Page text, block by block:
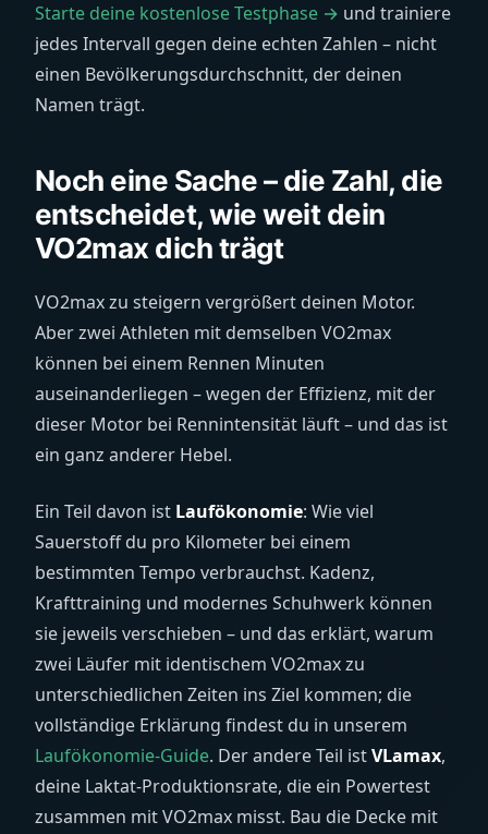
Starte deine kostenlose Testphase → und trainiere
jedes Intervall gegen deine echten Zahlen – nicht
einen Bevölkerungsdurchschnitt, der deinen
Namen trägt.
Noch eine Sache – die Zahl, die
entscheidet, wie weit dein
VO2max dich trägt
VO2max zu steigern vergrößert deinen Motor.
Aber zwei Athleten mit demselben VO2max
können bei einem Rennen Minuten
auseinanderliegen – wegen der Effizienz, mit der
dieser Motor bei Rennintensität läuft – und das ist
ein ganz anderer Hebel.
Ein Teil davon ist Laufökonomie: Wie viel
Sauerstoff du pro Kilometer bei einem
bestimmten Tempo verbrauchst. Kadenz,
Krafttraining und modernes Schuhwerk können
sie jeweils verschieben – und das erklärt, warum
zwei Läufer mit identischem VO2max zu
unterschiedlichen Zeiten ins Ziel kommen; die
vollständige Erklärung findest du in unserem
Laufökonomie-Guide. Der andere Teil istVLamax,
deine Laktat-Produktionsrate, die ein Powertest
zusammen mit VO2max misst. Bau die Decke mit